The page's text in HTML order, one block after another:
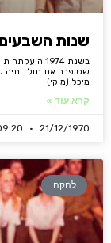
שנות
שסיפרה את תולדותיה
מיכל (מיקי)
קרא עוד »
21/12/1970
להקה